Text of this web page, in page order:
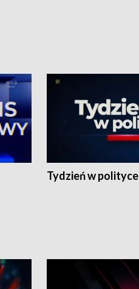
Tydzień w polityce